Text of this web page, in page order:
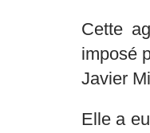
Cette
imposé
Javier
Elle a